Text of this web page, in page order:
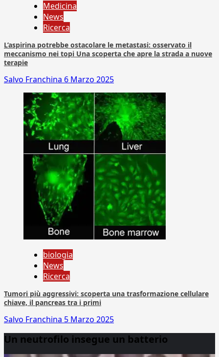
Medicina
News
Ricerca
L’aspirina potrebbe ostacolare le metastasi: osservato il
meccanismo nei topi Una scoperta che apre la strada a nuove
terapie
Salvo Franchina 6 Marzo 2025
biologia
News
Ricerca
Tumori più aggressivi: scoperta una trasformazione cellulare
chiave, il pancreas tra i primi
Salvo Franchina 5 Marzo 2025
Un neutrofilo insegue un batterio